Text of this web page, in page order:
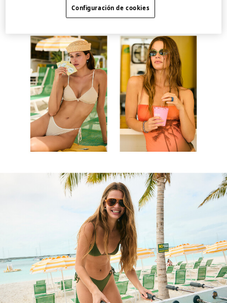
Pogledajte kolekciju
Configuración de cookies